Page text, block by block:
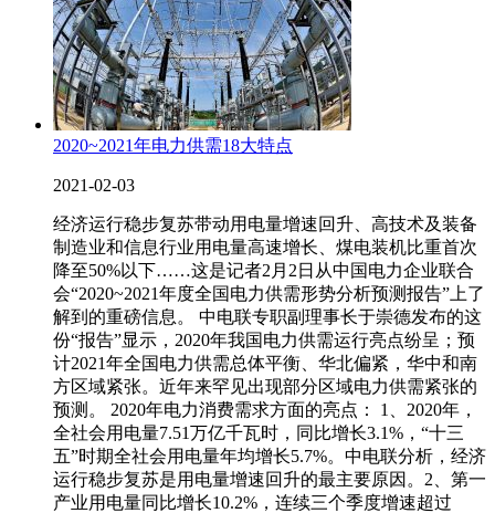
2020~2021年电力供需18大特点
2021-02-03
经济运行稳步复苏带动用电量增速回升、高技术及装备
制造业和信息行业用电量高速增长、煤电装机比重首次
降至50%以下……这是记者2月2日从中国电力企业联合
会“2020~2021年度全国电力供需形势分析预测报告”上了
解到的重磅信息。 中电联专职副理事长于崇德发布的这
份“报告”显示，2020年我国电力供需运行亮点纷呈；预
计2021年全国电力供需总体平衡、华北偏紧，华中和南
方区域紧张。近年来罕见出现部分区域电力供需紧张的
预测。 2020年电力消费需求方面的亮点： 1、2020年，
全社会用电量7.51万亿千瓦时，同比增长3.1%，“十三
五”时期全社会用电量年均增长5.7%。中电联分析，经济
运行稳步复苏是用电量增速回升的最主要原因。2、第一
产业用电量同比增长10.2%，连续三个季度增速超过